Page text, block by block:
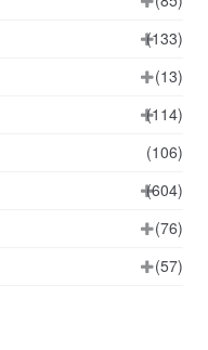
(133)
(13)
(114)
(106)
(604)
(76)
(57)